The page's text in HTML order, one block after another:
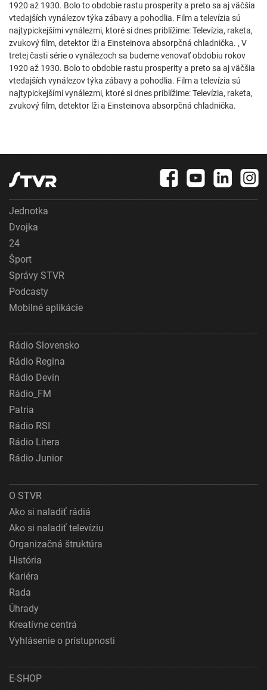
1920 až 1930. Bolo to obdobie rastu prosperity a preto sa aj väčšia
vtedajších vynálezov týka zábavy a pohodlia. Film a televízia sú
najtypickejšími vynálezmi, ktoré si dnes priblížime: Televízia, raketa,
zvukový film, detektor lži a Einsteinova absorpčná chladnička. , V
tretej časti série o vynálezoch sa budeme venovať obdobiu rokov
1920 až 1930. Bolo to obdobie rastu prosperity a preto sa aj väčšia
vtedajších vynálezov týka zábavy a pohodlia. Film a televízia sú
najtypickejšími vynálezmi, ktoré si dnes priblížime: Televízia, raketa,
zvukový film, detektor lži a Einsteinova absorpčná chladnička.
Jednotka
Dvojka
24
Šport
Správy STVR
Podcasty
Mobilné aplikácie
Rádio Slovensko
Rádio Regina
Rádio Devín
Rádio_FM
Patria
Rádio RSI
Rádio Litera
Rádio Junior
O STVR
Ako si naladiť rádiá
Ako si naladiť televíziu
Organizačná štruktúra
História
Kariéra
Rada
Úhrady
Kreatívne centrá
Vyhlásenie o prístupnosti
E-SHOP